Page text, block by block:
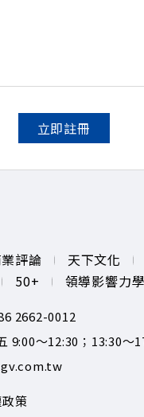
立即註冊
評論
天下文化
50+ 領導影響力
2662-0012
9:00～12:30；13:30～
策